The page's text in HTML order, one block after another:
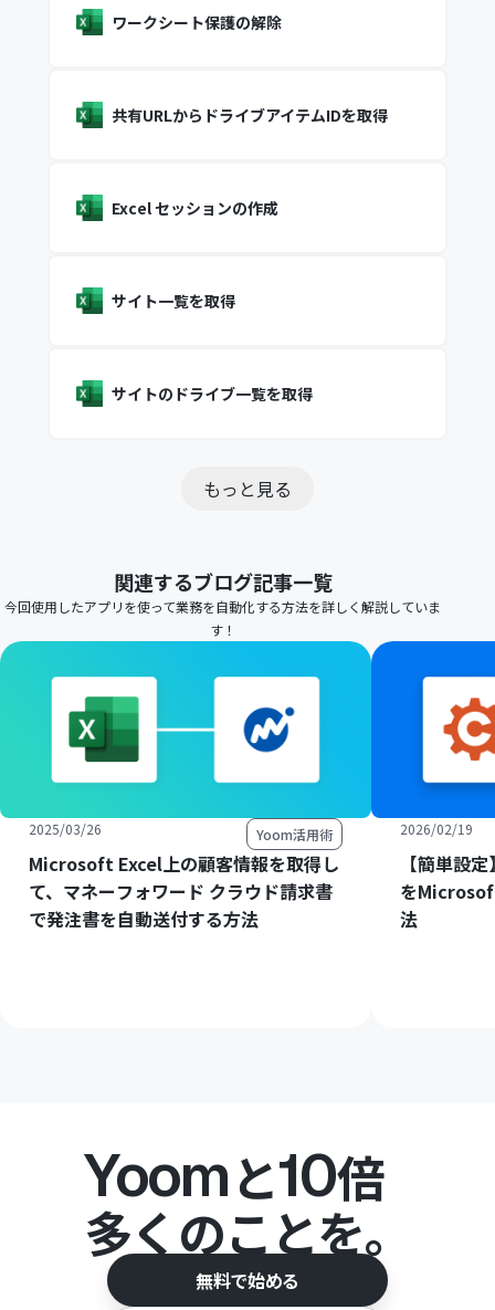
ワークシート保護の解除
共有URLからドライブアイテムIDを取得
Excel セッションの作成
サイト一覧を取得
サイトのドライブ一覧を取得
もっと見る
関連するブログ記事一覧
今回使用したアプリを使って業務を自動化する方法を詳しく解説していま
す！
2025/03/26 Yoom活用術
Microsoft Excel上の顧客情報を取得し
て、マネーフォワード クラウド請求書
で発注書を自動送付する方法
2026/02/19
【簡単設
を
法
Yoomと10倍
多くのことを。
無料で始める